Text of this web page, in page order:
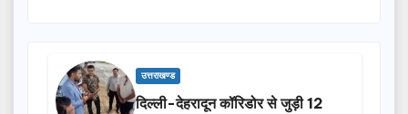
उत्तराखण्ड
दिल्ली-देहरादून कॉरिडोर से जुड़ी 12